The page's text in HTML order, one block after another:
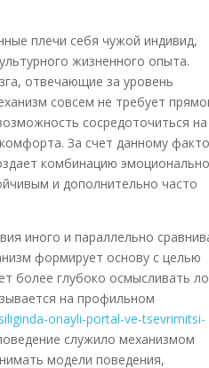
плечи себя чужой индивид,
жизненного опыта.
отвечающие за уровень
совсем не требует
сосредоточиться на
За счет данному
комбинацию
и дополнительно часто
иного и параллельно
формирует основу с целью
более глубоко осмысливать
на профильном
onayli-portal-ve-tsevrimitsi-
служило механизмом
модели поведения,